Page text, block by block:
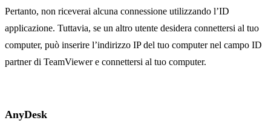
Pertanto, non riceverai alcuna connessione utilizzando l’ID
applicazione. Tuttavia, se un altro utente desidera connettersi al tuo
computer, può inserire l’indirizzo IP del tuo computer nel campo ID
partner di TeamViewer e connettersi al tuo computer.
AnyDesk